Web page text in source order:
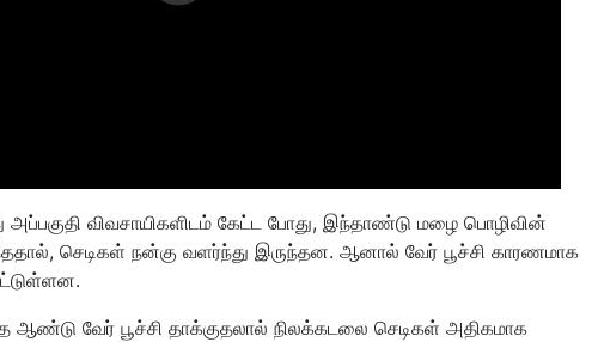
அப்பகுதி விவசாயிகளிடம் கேட்ட போது, இந்தாண்டு மழை பொழிவின்
செடிகள் நன்கு வளர்ந்து இருந்தன. ஆனால் வேர் பூச்சி காரணமாக
வேர் பூச்சி தாக்குதலால் நிலக்கடலை செடிகள் அதிகமாக